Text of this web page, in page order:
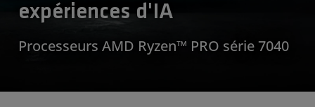
expériences d'IA
Processeurs AMD Ryzen™ PRO série 7040